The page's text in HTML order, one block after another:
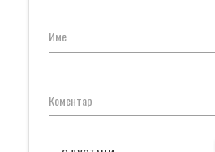
Име
Коментар